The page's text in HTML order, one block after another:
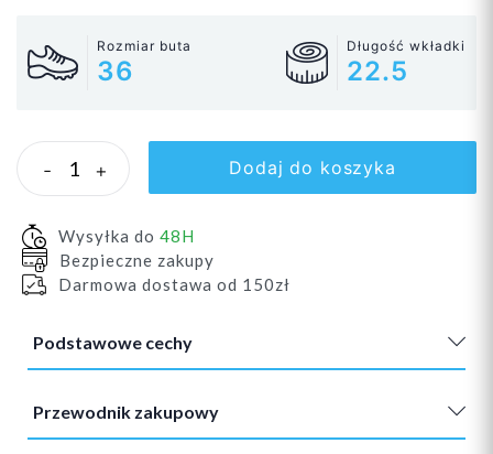
Rozmiar buta
36
Długość wkładki
22.5
- + Dodaj do koszyka
Wysyłka do 48H
Bezpieczne zakupy
Darmowa dostawa od 150zł
Podstawowe cechy
Przewodnik zakupowy